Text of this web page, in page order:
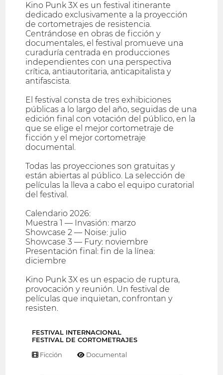
Kino Punk 3X es un festival itinerante
dedicado exclusivamente a la proyección
de cortometrajes de resistencia.
Centrándose en obras de ficción y
documentales, el festival promueve una
curaduría centrada en producciones
independientes con una perspectiva
crítica, antiautoritaria, anticapitalista y
antifascista.
El festival consta de tres exhibiciones
públicas a lo largo del año, seguidas de una
edición final con votación del público, en la
que se elige el mejor cortometraje de
ficción y el mejor cortometraje
documental.
Todas las proyecciones son gratuitas y
están abiertas al público. La selección de
películas la lleva a cabo el equipo curatorial
del festival.
Calendario 2026:
Muestra 1 — Invasión: marzo
Showcase 2 — Noise: julio
Showcase 3 — Fury: noviembre
Presentación final: fin de la línea:
diciembre
Kino Punk 3X es un espacio de ruptura,
provocación y reunión. Un festival de
películas que inquietan, confrontan y
resisten.
FESTIVAL INTERNACIONAL
FESTIVAL DE CORTOMETRAJES
Ficción Documental